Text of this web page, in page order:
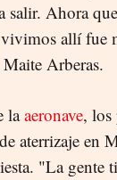
salir. Ahora
allí fue
Arberas.
laaeronave, los
aterrizaje en
"La gente